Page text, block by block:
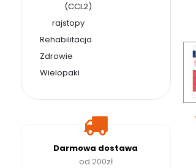
(CCL2)
rajstopy
Rehabilitacja
Zdrowie
Wielopaki
Darmowa dostawa
od 200zł